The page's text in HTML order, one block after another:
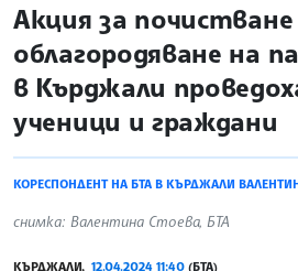
site.bta
Акция за почистване
облагородяване на
в Кърджали
ученици и граждани
КОРЕСПОНДЕНТ НА БТА В КЪРДЖАЛИ
снимка: Валентина Стоева, БТА
КЪРДЖАЛИ, 12.04.2024 11:40 (БТА)